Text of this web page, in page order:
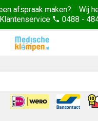
afspraak maken? Wij
phone 0488 -